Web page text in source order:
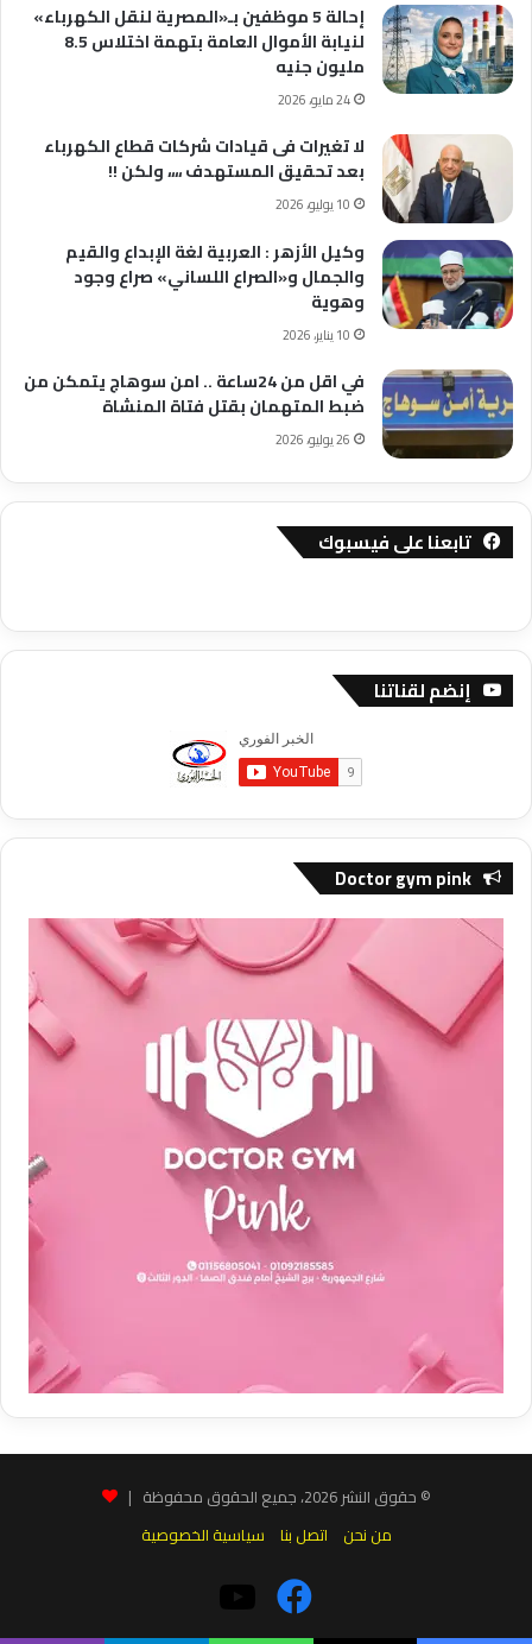
إحالة 5 موظفين بـ«المصرية لنقل الكهرباء»
لنيابة الأموال العامة بتهمة اختلاس 8.5
مليون جنيه
24 مايو، 2026
لا تغيرات فى قيادات شركات قطاع الكهرباء
بعد تحقيق المستهدف ،،،، ولكن !!
10 يوليو، 2026
وكيل الأزهر : العربية لغة الإبداع والقيم
والجمال و«الصراع اللساني» صراع وجود
وهوية
10 يناير، 2026
في اقل من 24ساعة .. امن سوهاج يتمكن من
ضبط المتهمان بقتل فتاة المنشاة
26 يوليو، 2026
تابعنا على فيسبوك
إنضم لقناتنا
Doctor gym pink
© حقوق النشر 2026، جميع الحقوق محفوظة |
من نحن
اتصل بنا سياسية الخصوصية
فيسبوك